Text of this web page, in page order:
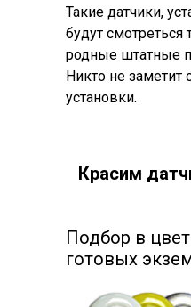
Такие датчики,
будут смотреться
родные штатные
Никто не заметит
установки.
Подбор в
готовых
Красим